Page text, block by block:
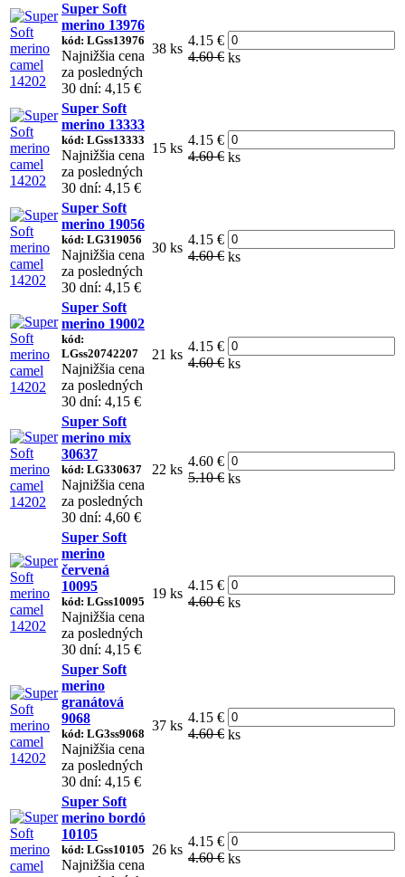
Super Soft
merino 13976
kód: LGss13976
Najnižšia cena
za posledných
30 dní: 4,15 €
38 ks
4.15 €
4.60 € ks
Super Soft
merino 13333
kód: LGss13333
Najnižšia cena
za posledných
30 dní: 4,15 €
15 ks
4.15 €
4.60 € ks
Super Soft
merino 19056
kód: LG319056
Najnižšia cena
za posledných
30 dní: 4,15 €
30 ks
4.15 €
4.60 € ks
Super Soft
merino 19002
kód:
LGss20742207
Najnižšia cena
za posledných
30 dní: 4,15 €
21 ks
4.15 €
4.60 € ks
Super Soft
merino mix
30637
kód: LG330637
Najnižšia cena
za posledných
30 dní: 4,60 €
22 ks
4.60 €
5.10 € ks
Super Soft
merino
červená
10095
kód: LGss10095
Najnižšia cena
za posledných
30 dní: 4,15 €
19 ks
4.15 €
4.60 € ks
Super Soft
merino
granátová
9068
kód: LG3ss9068
Najnižšia cena
za posledných
30 dní: 4,15 €
37 ks
4.15 €
4.60 € ks
Super Soft
merino bordó
10105
kód: LGss10105
Najnižšia cena
26 ks
4.15 €
4.60 € ks